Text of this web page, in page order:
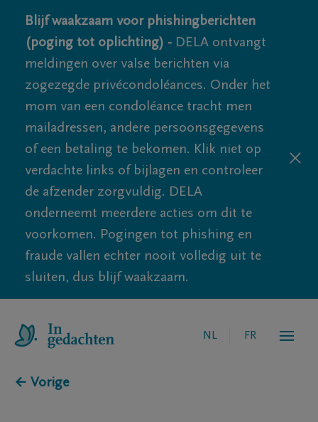
Blijf waakzaam voor phishingberichten
(poging tot oplichting) - DELA ontvangt
meldingen over valse berichten via
zogezegde privécondoléances. Onder het
mom van een condoléance tracht men
mailadressen, andere persoonsgegevens
of een betaling te bekomen. Klik niet op
verdachte links of bijlagen en controleer
de afzender zorgvuldig. DELA
onderneemt meerdere acties om dit te
voorkomen. Pogingen tot phishing en
fraude vallen echter nooit volledig uit te
sluiten, dus blijf waakzaam.
NL FR
← Vorige